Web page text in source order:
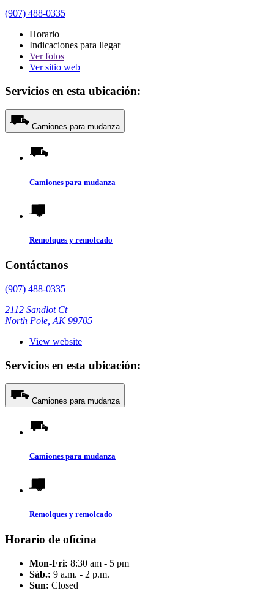
(907) 488-0335
Horario
Indicaciones para llegar
Verfotos
Ver sitio web
Servicios en esta ubicación:
Camiones para mudanza
Camiones para mudanza
Remolques y remolcado
Contáctanos
(907) 488-0335
2112 Sandlot Ct
North Pole, AK 99705
View website
Servicios en esta ubicación:
Camiones para mudanza
Camiones para mudanza
Remolques y remolcado
Horario de oficina
Mon-Fri: 8:30 am - 5 pm
Sáb.: 9 a.m. - 2 p.m.
Sun: Closed